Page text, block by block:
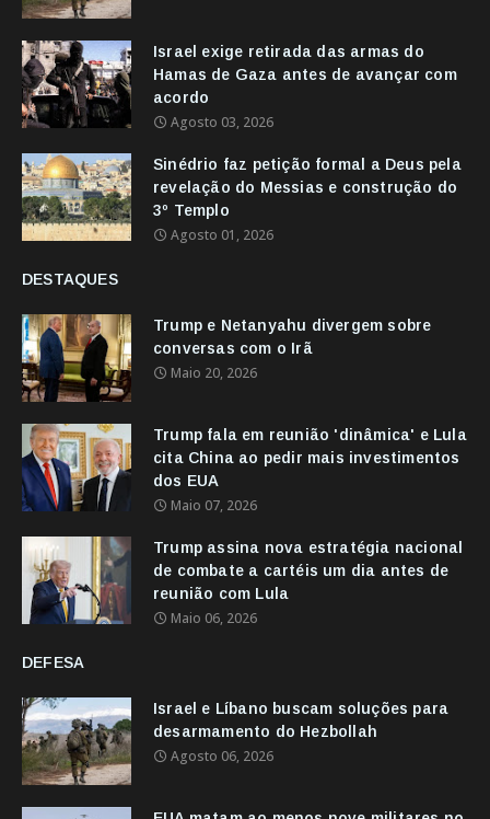
Israel exige retirada das armas do
Hamas de Gaza antes de avançar com
acordo
Agosto 03, 2026
Sinédrio faz petição formal a Deus pela
revelação do Messias e construção do
3º Templo
Agosto 01, 2026
DESTAQUES
Trump e Netanyahu divergem sobre
conversas com o Irã
Maio 20, 2026
Trump fala em reunião 'dinâmica' e Lula
cita China ao pedir mais investimentos
dos EUA
Maio 07, 2026
Trump assina nova estratégia nacional
de combate a cartéis um dia antes de
reunião com Lula
Maio 06, 2026
DEFESA
Israel e Líbano buscam soluções para
desarmamento do Hezbollah
Agosto 06, 2026